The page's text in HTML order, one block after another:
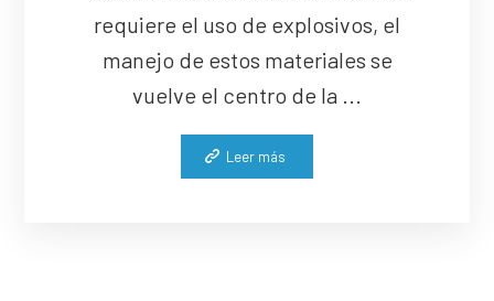
requiere el uso de explosivos, el
manejo de estos materiales se
vuelve el centro de la ...
Leer más